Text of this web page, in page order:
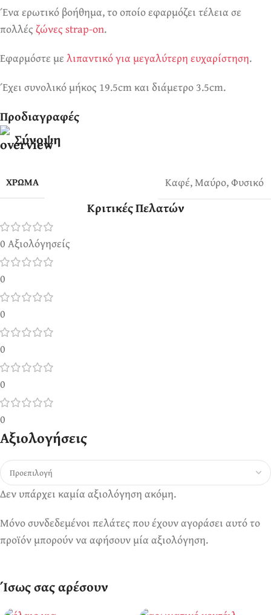
Ένα ερωτικό βοήθημα, το οποίο εφαρμόζει τέλεια σε
πολλέςζώνες strap-on.
Εφαρμόστε μελιπαντικό για μεγαλύτερη ευχαρίστηση.
Έχει συνολικό μήκος 19.5cm και διάμετρο 3.5cm.
Προδιαγραφές
Σύνοψη
ΧΡΏΜΑ Καφέ,Μαύρο,Φυσικό
Κριτικές Πελατών
0 Αξιολόγησείς
0
0
0
0
0
Αξιολογήσεις
Δεν υπάρχει καμία αξιολόγηση ακόμη.
Μόνο συνδεδεμένοι πελάτες που έχουν αγοράσει αυτό το
προϊόν μπορούν να αφήσουν μία αξιολόγηση.
Ίσως σας αρέσουν